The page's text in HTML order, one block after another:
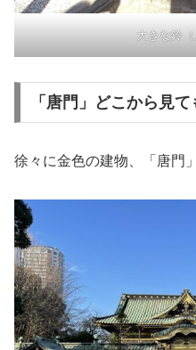
大きな鈴（
「唐門」どこから見て
徐々に金色の建物、「唐門